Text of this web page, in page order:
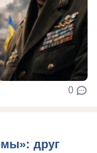
0
друг